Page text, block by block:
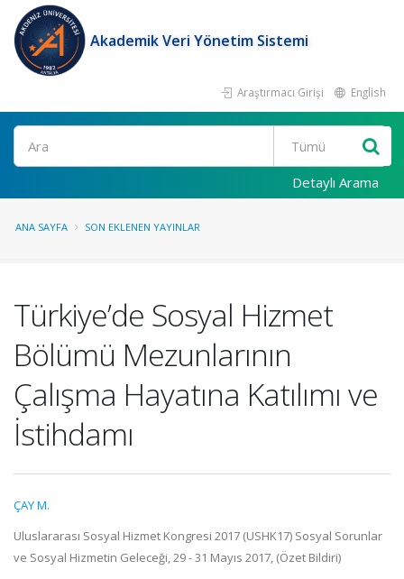
Akademik Veri Yönetim Sistemi
Araştırmacı Girişi English
Ara
Detaylı Arama
ANA SAYFA SON EKLENEN YAYINLAR
Türkiye’de Sosyal Hizmet
Bölümü Mezunlarının
Çalışma Hayatına Katılımı ve
İstihdamı
ÇAY M.
Uluslararası Sosyal Hizmet Kongresi 2017 (USHK17) Sosyal Sorunlar
ve Sosyal Hizmetin Geleceği, 29 - 31 Mayıs 2017, (Özet Bildiri)